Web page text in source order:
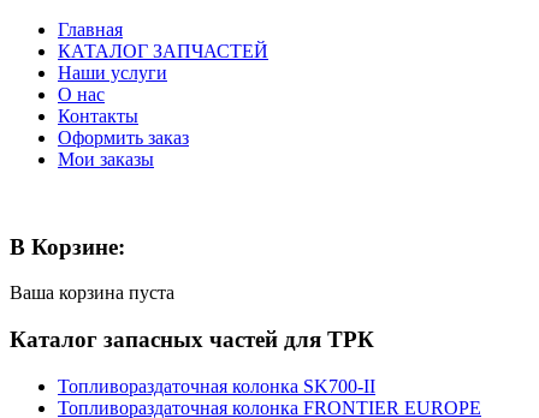
Главная
КАТАЛОГ ЗАПЧАСТЕЙ
Наши услуги
О нас
Контакты
Оформить заказ
Мои заказы
В Корзине:
Ваша корзина пуста
Каталог запасных частей для ТРК
Топливораздаточная колонка SK700-II
Топливораздаточная колонка FRONTIER EUROPE